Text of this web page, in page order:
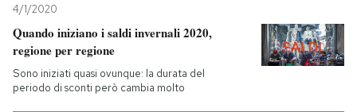
4/1/2020
Quando iniziano i saldi invernali 2020,
regione per regione
Sono iniziati quasi ovunque: la durata del
periodo di sconti però cambia molto